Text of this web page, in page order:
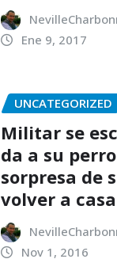
Ene 9, 2017
UNCATEGORIZED
Militar se
da a su
sorpresa de
volver a casa
Nov 1, 2016